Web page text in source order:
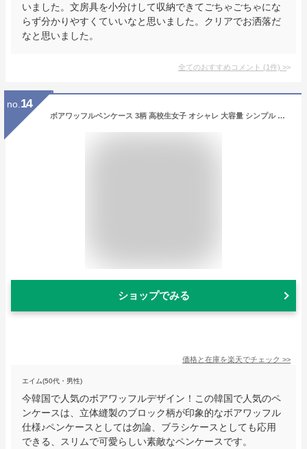
いました。文房具を小分けして収納できてごちゃごちゃにな
らず分かりやすくていいなと思いました。クリアでお洒落だ
なと思いました。
全てのおすすめコメント (1件) >
no. 14
ボアワッフルペンケース 3柄 高校生女子 オシャレ 大容量 シンプル ブロック チェック柄 文具 韓国 おしゃれ 可愛い 小学生 筆箱 女の子 ボアペンケース 小物 ギフト プレゼント 新学期 入学 進学祝い
ショップでみる
価格と在庫を楽天でチェック >>
エイム(50代・男性)
今韓国で人気のボアワッフルデザイン！この韓国で人気のペ
ンケースは、立体縫製のブロック柄が印象的なボアワッフル
仕様♪ペンケースとしては勿論、ブラシケースとしても応用
できる、スリムで可愛らしい素敵なペンケースです。